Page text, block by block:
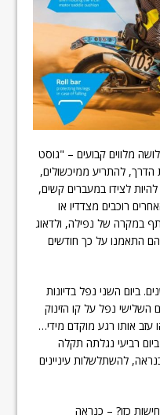
מלווים קבועים – "גוסט
הדרך, להתריע ממיכשולים,
לצידו במעברים קשים,
רוכבים מצדדיו או
במקרה של נפילה, ולדאוג
הם התאמנו על כך חודשים
ביום השני נפל בדיונות
השלישי נפל על קו הזינוק
עזב אותו רגע מוקדם מידי…
רביעי נגלתה תקלה
להשתלשלות עיניינים
כזו? – כנראה